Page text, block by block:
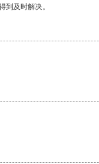
到及时解决。